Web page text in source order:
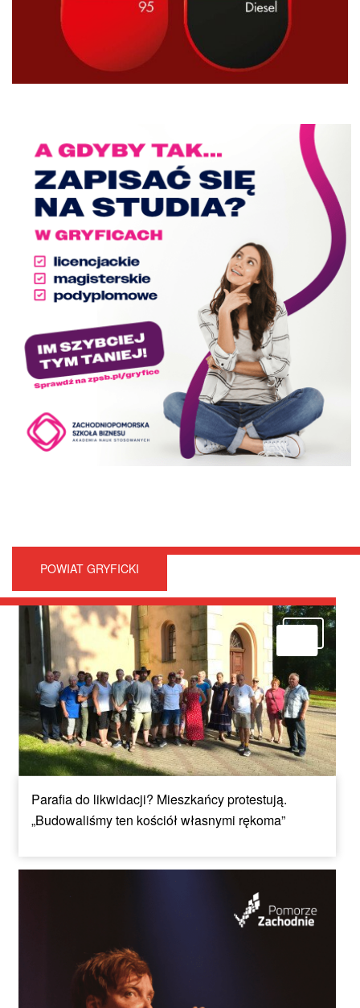
POWIAT GRYFICKI
Parafia do likwidacji? Mieszkańcy protestują.
„Budowaliśmy ten kościół własnymi rękoma”